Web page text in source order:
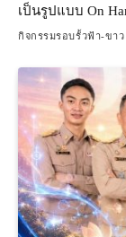
เป็นรูปแบบ On
กิจกรรมรอบรั้วฟ้า-ขาว